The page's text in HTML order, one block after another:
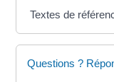
Textes de
Questions ?